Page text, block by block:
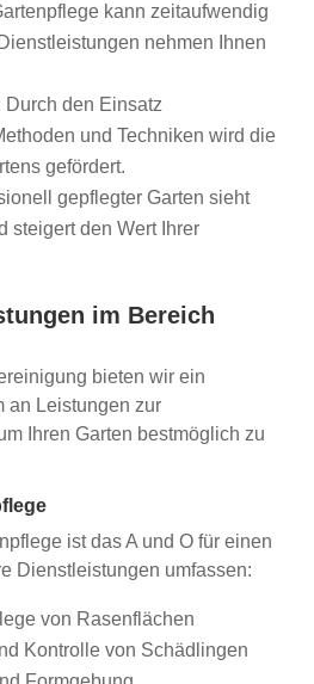
kann zeitaufwendig
nehmen Ihnen
Durch den Einsatz
und Techniken wird die
gefördert.
gepflegter Garten sieht
steigert den Wert Ihrer
im Bereich
bieten wir ein
an Leistungen zur
Ihren Garten bestmöglich zu
ist das A und O für einen
Dienstleistungen umfassen:
von Rasenflächen
Kontrolle von Schädlingen